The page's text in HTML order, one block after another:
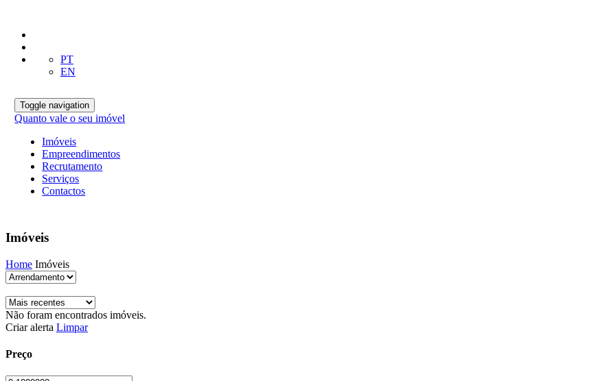
PT
EN
Toggle navigation
Quanto vale o seu imóvel
Imóveis
Empreendimentos
Recrutamento
Serviços
Contactos
Imóveis
Home Imóveis
Não foram encontrados imóveis.
Criar alerta Limpar
Preço